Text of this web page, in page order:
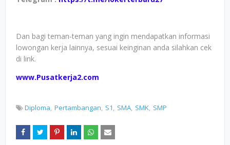
Dan bagi teman-teman yang ingin mendapatkan informasi
lowongan kerja lainnya, sesuai keinginan anda silahkan cek
di link.
www.Pusatkerja2.com
Diploma Pertambangan S1 SMA SMK SMP